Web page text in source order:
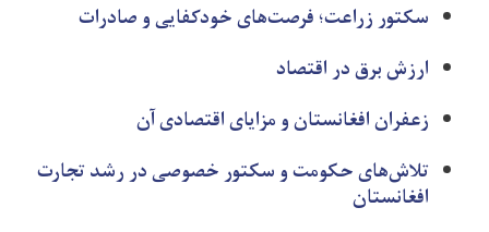
سکتور زراعت؛ فرصت‌های خودکفایی و صادرات
ارزش برق در اقتصاد
زعفران افغانستان و مزایای اقتصادی آن
تلاش‌های حکومت و سکتور خصوصی در رشد تجارت
افغانستان